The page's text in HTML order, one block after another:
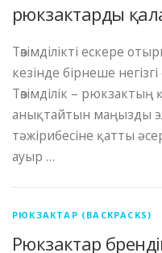
рюкзактарды
Төзімділікті ескере
кезінде бірнеше
Төзімділік –
анықтайтын маңызды
тәжірибесіне қатты
ауыр …
РЮКЗАКТАР (BACKPACKS)
Рюкзактар